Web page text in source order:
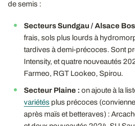
de semis :
Secteurs Sundgau / Alsace
frais, sols plus lourds à
tardives à demi-précoces. Sont
Intensity, et quatre nouveautés
Farmeo, RGT Lookeo, Spirou.
Secteur Plaine : on ajoute à la
variétés plus précoces
après maïs et betteraves) :